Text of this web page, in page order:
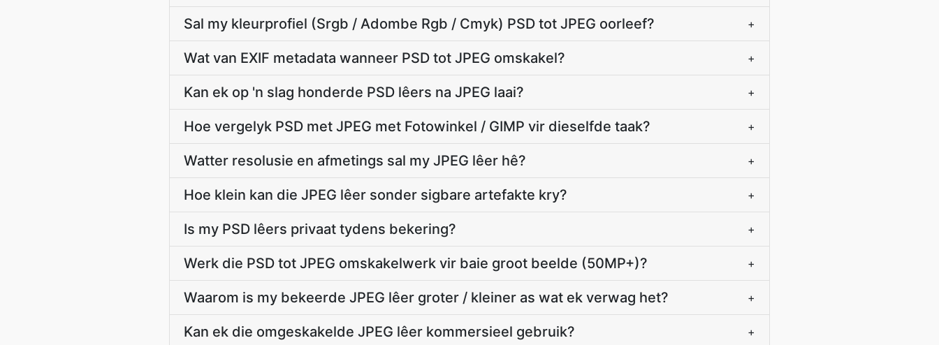
Sal my kleurprofiel (Srgb / Adombe Rgb / Cmyk) PSD tot JPEG oorleef? +
Wat van EXIF metadata wanneer PSD tot JPEG omskakel? +
Kan ek op 'n slag honderde PSD lêers na JPEG laai? +
Hoe vergelyk PSD met JPEG met Fotowinkel / GIMP vir dieselfde taak? +
Watter resolusie en afmetings sal my JPEG lêer hê? +
Hoe klein kan die JPEG lêer sonder sigbare artefakte kry? +
Is my PSD lêers privaat tydens bekering? +
Werk die PSD tot JPEG omskakelwerk vir baie groot beelde (50MP+)? +
Waarom is my bekeerde JPEG lêer groter / kleiner as wat ek verwag het? +
Kan ek die omgeskakelde JPEG lêer kommersieel gebruik? +